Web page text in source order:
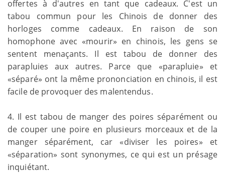
offertes à d'autres en tant que cadeaux. C'est un
tabou commun pour les Chinois de donner des
horloges comme cadeaux. En raison de son
homophone avec «mourir» en chinois, les gens se
sentent menaçants. Il est tabou de donner des
parapluies aux autres. Parce que «parapluie» et
«séparé» ont la même prononciation en chinois, il est
facile de provoquer des malentendus.
4. Il est tabou de manger des poires séparément ou
de couper une poire en plusieurs morceaux et de la
manger séparément, car «diviser les poires» et
«séparation» sont synonymes, ce qui est un présage
inquiétant.